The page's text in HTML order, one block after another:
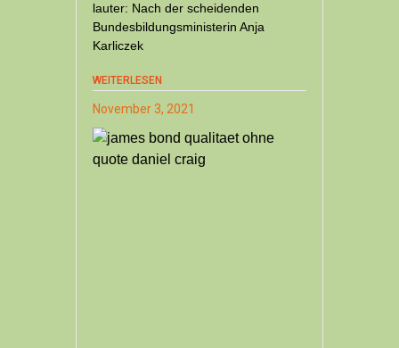
lauter: Nach der scheidenden
Bundesbildungsministerin Anja
Karliczek
WEITERLESEN
November 3, 2021